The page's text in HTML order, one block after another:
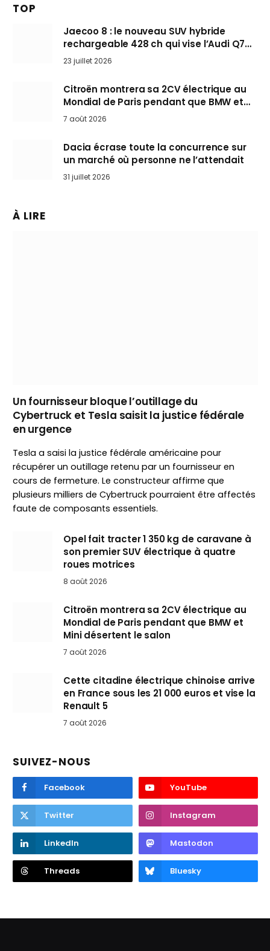
TOP
Jaecoo 8 : le nouveau SUV hybride
rechargeable 428 ch qui vise l’Audi Q7
arrive en Europe cet automne
23 juillet 2026
Citroën montrera sa 2CV électrique au
Mondial de Paris pendant que BMW et
Mini désertent le salon
7 août 2026
Dacia écrase toute la concurrence sur
un marché où personne ne l’attendait
31 juillet 2026
À LIRE
Un fournisseur bloque l’outillage du
Cybertruck et Tesla saisit la justice fédérale
en urgence
Tesla a saisi la justice fédérale américaine pour
récupérer un outillage retenu par un fournisseur en
cours de fermeture. Le constructeur affirme que
plusieurs milliers de Cybertruck pourraient être affectés
faute de composants essentiels.
Opel fait tracter 1 350 kg de caravane à
son premier SUV électrique à quatre
roues motrices
8 août 2026
Citroën montrera sa 2CV électrique au
Mondial de Paris pendant que BMW et
Mini désertent le salon
7 août 2026
Cette citadine électrique chinoise arrive
en France sous les 21 000 euros et vise la
Renault 5
7 août 2026
SUIVEZ-NOUS
Facebook YouTube
Twitter Instagram
LinkedIn Mastodon
Threads Bluesky